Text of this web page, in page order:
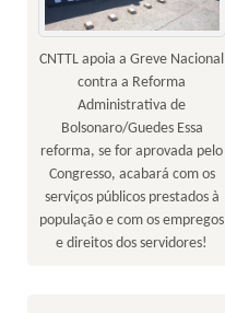
CNTTL apoia a Greve Nacional
contra a Reforma
Administrativa de
Bolsonaro/Guedes Essa
reforma, se for aprovada pelo
Congresso, acabará com os
serviços públicos prestados à
população e com os empregos
e direitos dos servidores!